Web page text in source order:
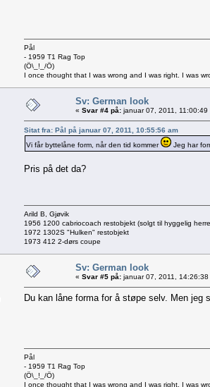
Pål
- 1959 T1 Rag Top
(Ö\_!_/Ö)
I once thought that I was wrong and I was right. I was
Sv: German look
« Svar #4 på: januar 07, 2011, 11:00:49
Sitat fra: Pål på januar 07, 2011, 10:55:56 am
Vi får byttelåne form, når den tid kommer
Jeg har
Pris på det da?
Arild B, Gjøvik
1956 1200 cabriocoach restobjekt (solgt til hyggelig
1972 1302S "Hulken" restobjekt
1973 412 2-dørs coupe
Sv: German look
« Svar #5 på: januar 07, 2011, 14:26:38
Du kan låne forma for å støpe selv. Men jeg
Pål
- 1959 T1 Rag Top
(Ö\_!_/Ö)
I once thought that I was wrong and I was right. I was